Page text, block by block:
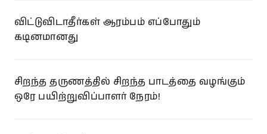
விட்டுவிடாதீர்கள் ஆரம்பம் எப்போதும்
கடினமானது
சிறந்த தருணத்தில் சிறந்த பாடத்தை வழங்கும்
ஒரே பயிற்றுவிப்பாளர் நேரம்!